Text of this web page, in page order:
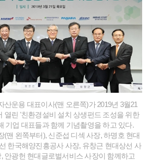
산운용 대표이사(맨 오른쪽)가 2019년 3월21
열린 '친환경설비 설치 상생펀드 조성을 위한
기업 대표들과 함께 기념촬영을 하고 있다.
(맨 왼쪽부터), 신준섭 디섹 사장, 하명호 현대
한국해양진흥공사 사장, 유창근 현대상선 사
안광헌 현대글로벌서비스 사장이 함께하고